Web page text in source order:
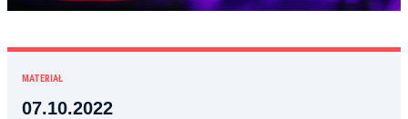
MATERIAŁ
07.10.2022